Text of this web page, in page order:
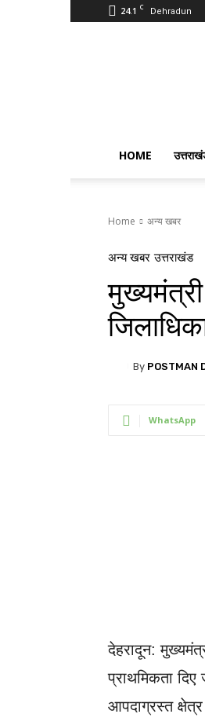
24.1 C Dehradun
HOME
Home अन्य खबर
अन्य खबर उत्तराखंड
मुख्यमंत्री
By POSTMAN
WhatsApp
देहरादून:
प्राथमिकता
आपदाग्रस्त